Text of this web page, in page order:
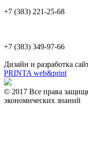
+7 (383) 221-25-68
+7 (383) 349-97-66
Дизайн и разработка
PRINTA web&print
© 2017 Все права
экономических знаний